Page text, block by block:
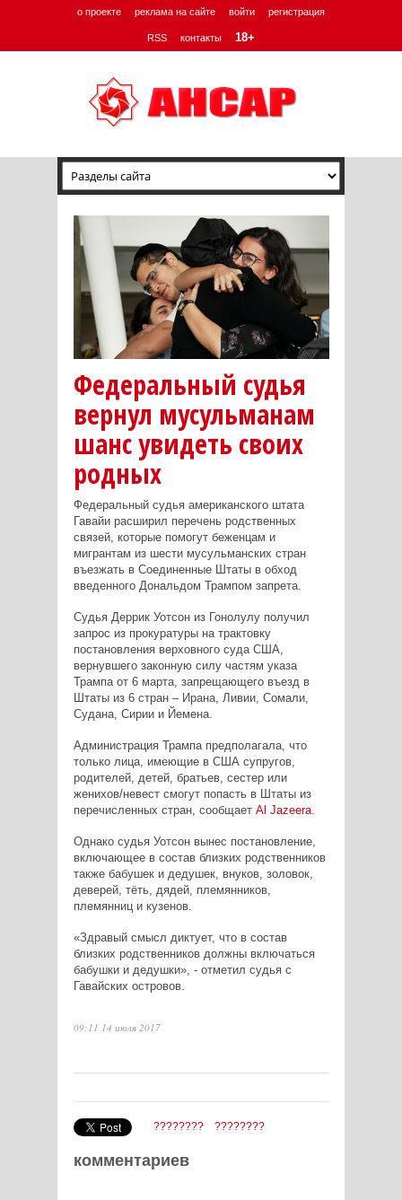
о проекте реклама на сайте войти регистрация
RSS контакты 18+
Федеральный судья
вернул мусульманам
шанс увидеть своих
родных
Федеральный судья американского штата
Гавайи расширил перечень родственных
связей, которые помогут беженцам и
мигрантам из шести мусульманских стран
въезжать в Соединенные Штаты в обход
введенного Дональдом Трампом запрета.
Судья Деррик Уотсон из Гонолулу получил
запрос из прокуратуры на трактовку
постановления верховного суда США,
вернувшего законную силу частям указа
Трампа от 6 марта, запрещающего въезд в
Штаты из 6 стран – Ирана, Ливии, Сомали,
Судана, Сирии и Йемена.
Администрация Трампа предполагала, что
только лица, имеющие в США супругов,
родителей, детей, братьев, сестер или
женихов/невест смогут попасть в Штаты из
перечисленных стран, сообщает Al Jazeera.
Однако судья Уотсон вынес постановление,
включающее в состав близких родственников
также бабушек и дедушек, внуков, золовок,
деверей, тёть, дядей, племянников,
племянниц и кузенов.
«Здравый смысл диктует, что в состав
близких родственников должны включаться
бабушки и дедушки», - отметил судья с
Гавайских островов.
09:11 14 июля 2017
???????? ????????
комментариев